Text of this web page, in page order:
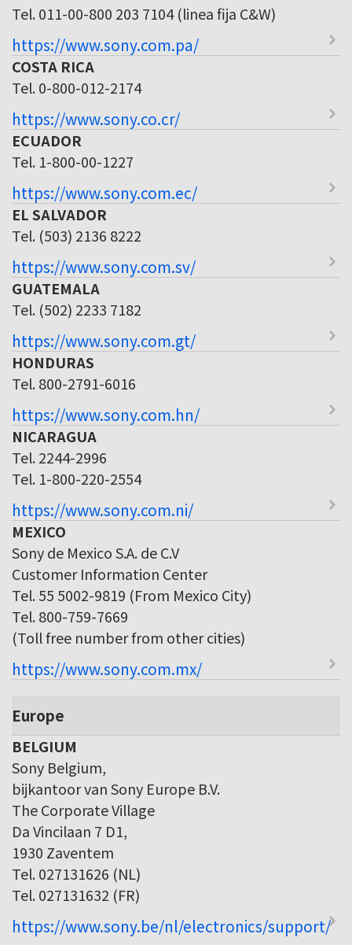
Tel. 011-00-800 203 7104 (linea fija C&W)
https://www.sony.com.pa/
COSTA RICA
Tel. 0-800-012-2174
https://www.sony.co.cr/
ECUADOR
Tel. 1-800-00-1227
https://www.sony.com.ec/
EL SALVADOR
Tel. (503) 2136 8222
https://www.sony.com.sv/
GUATEMALA
Tel. (502) 2233 7182
https://www.sony.com.gt/
HONDURAS
Tel. 800-2791-6016
https://www.sony.com.hn/
NICARAGUA
Tel. 2244-2996
Tel. 1-800-220-2554
https://www.sony.com.ni/
MEXICO
Sony de Mexico S.A. de C.V
Customer Information Center
Tel. 55 5002-9819 (From Mexico City)
Tel. 800-759-7669
(Toll free number from other cities)
https://www.sony.com.mx/
Europe
BELGIUM
Sony Belgium,
bijkantoor van Sony Europe B.V.
The Corporate Village
Da Vincilaan 7 D1,
1930 Zaventem
Tel. 027131626 (NL)
Tel. 027131632 (FR)
https://www.sony.be/nl/electronics/support/